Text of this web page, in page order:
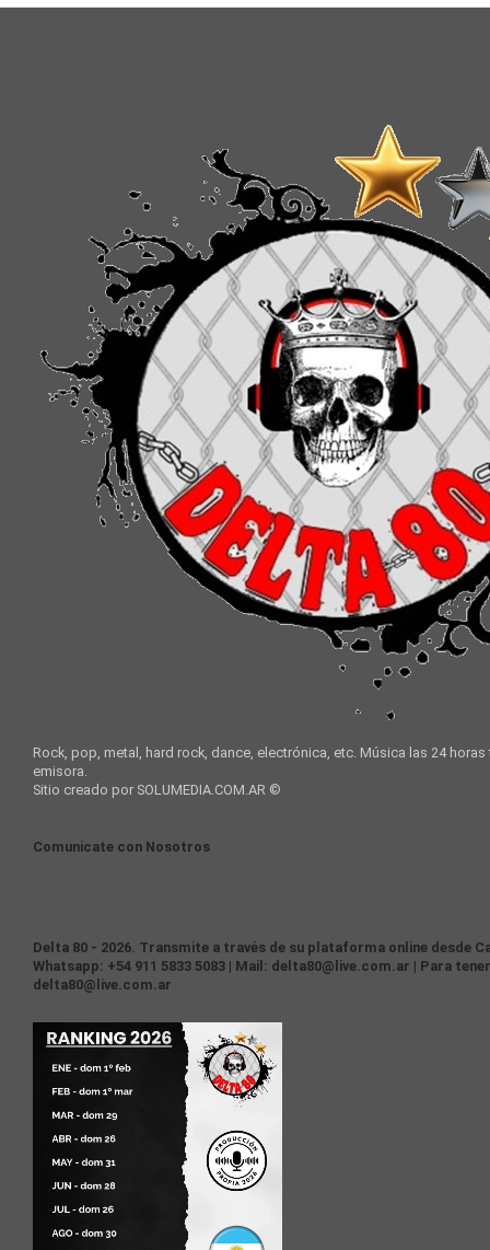
Rock, pop, metal, hard rock, dance, electrónica, etc. Música las 24
emisora.
Sitio creado por SOLUMEDIA.COM.AR ©
Comunicate con Nosotros
Delta 80 - 2026. Transmite a través de su plataforma online desde
Whatsapp: +54 911 5833 5083 | Mail: delta80@live.com.ar | Para
delta80@live.com.ar